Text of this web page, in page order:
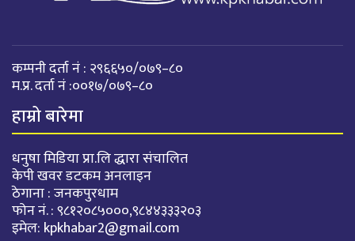
कम्पनी दर्ता नं : २९६६५०/०७९–८०
म.प्र. दर्ता नं :००१७/०७९–८०
हाम्रो बारेमा
धनुषा मिडिया प्रा.लि द्धारा संचालित
केपी खवर डटकम अनलाइन
ठेगाना : जनकपुरधाम
फोन नं. : ९८१२०८५०००,९८४४३३३२०३
इमेल: kpkhabar2@gmail.com